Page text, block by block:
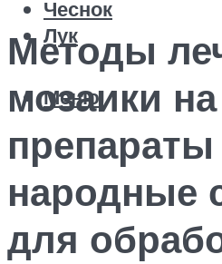
Чеснок
Лук
Меню
Методы
мозаики
препараты
народные
для